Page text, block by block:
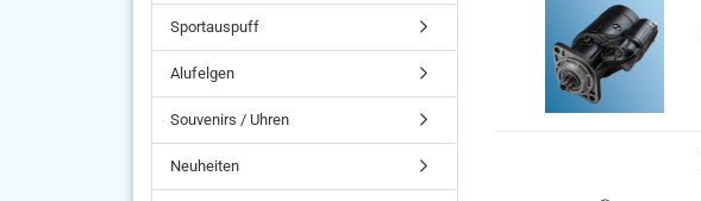
Sportauspuff
Alufelgen
Souvenirs / Uhren
Neuheiten